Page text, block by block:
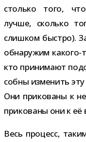
столько того,
лучше, сколько
слиш­ком быстро).
обна­ру­жим какого-​
кто при­ни­мают
собны изме­нить
Они при­ко­ваны к
при­ко­ваны они к её
Весь про­цесс,